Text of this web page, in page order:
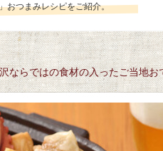
おつまみレシピをご紹介。
ならではの食材の入ったご当地お